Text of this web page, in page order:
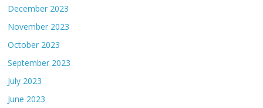
December 2023
November 2023
October 2023
September 2023
July 2023
June 2023